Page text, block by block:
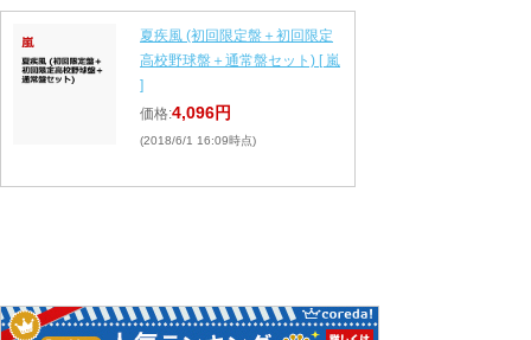
夏疾風 (初回限定盤＋初回限定
高校野球盤＋通常盤セット) [ 嵐
]
価格:4,096円
(2018/6/1 16:09時点)